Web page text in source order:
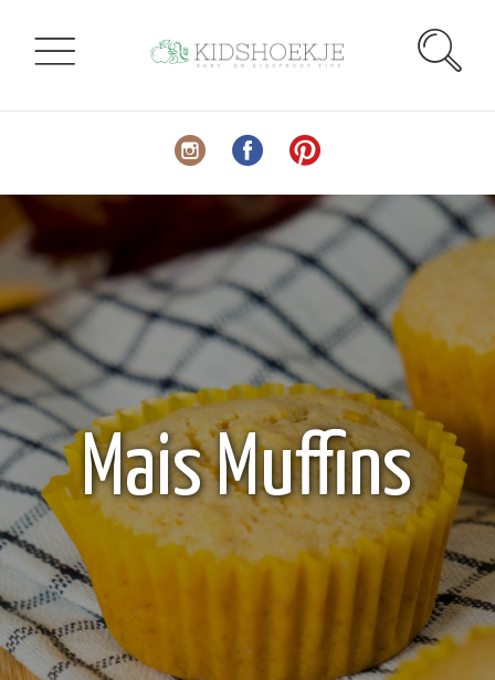
Mais Muffins